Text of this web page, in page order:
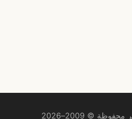
© 2009–2026